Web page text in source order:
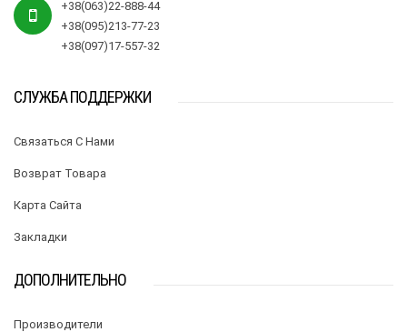
+38(063)22-888-44
+38(095)213-77-23
+38(097)17-557-32
СЛУЖБА ПОДДЕРЖКИ
Связаться С Нами
Возврат Товара
Карта Сайта
Закладки
ДОПОЛНИТЕЛЬНО
Производители